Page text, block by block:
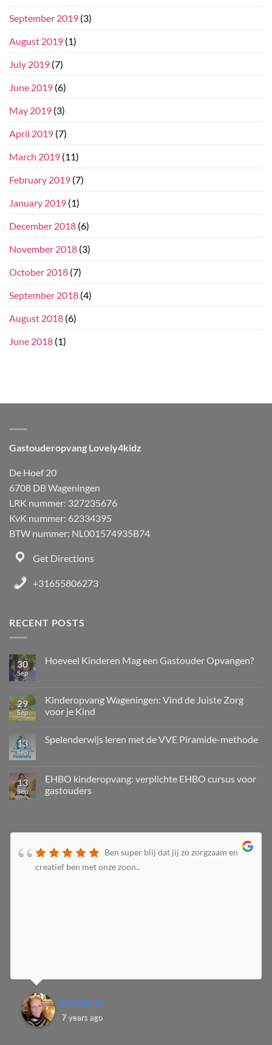
September 2019 (3)
August 2019 (1)
July 2019 (7)
June 2019 (6)
May 2019 (3)
April 2019 (7)
March 2019 (11)
February 2019 (7)
January 2019 (1)
December 2018 (6)
November 2018 (3)
October 2018 (7)
September 2018 (4)
August 2018 (6)
June 2018 (1)
Gastouderopvang Lovely4kidz
De Hoef 20
6708 DB Wageningen
LRK nummer: 327235676
KvK nummer: 62334395
BTW nummer: NL001574935B74
Get Directions
+31655806273
RECENT POSTS
30
Sep
Hoeveel Kinderen Mag een Gastouder Opvangen?
29
Sep
Kinderopvang Wageningen: Vind de Juiste Zorg
voor je Kind
13
Sep
Spelenderwijs leren met de VVE Piramide-methode
13
Sep
EHBO kinderopvang: verplichte EHBO cursus voor
gastouders
Ben super blij dat jij zo zorgzaam en
creatief ben met onze zoon..
Debbie H.
7 years ago